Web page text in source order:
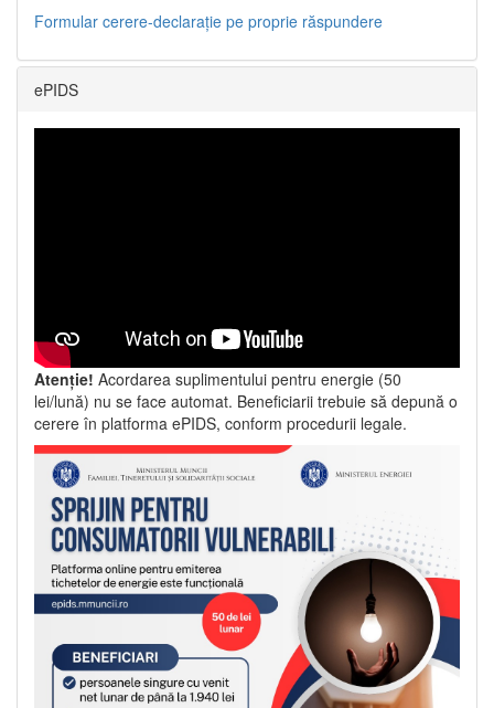
Formular cerere-declarație pe proprie răspundere
ePIDS
Atenție! Acordarea suplimentului pentru energie (50
lei/lună) nu se face automat. Beneficiarii trebuie să depună o
cerere în platforma ePIDS, conform procedurii legale.